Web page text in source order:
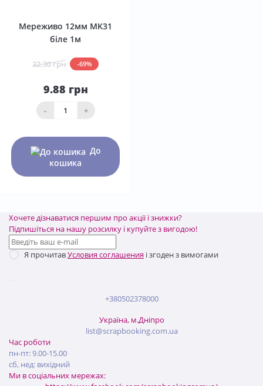
Мереживо 12мм MK31
біле 1м
32.30 грн -69%
9.88 грн
- +
До
кошика
Хочете дізнаватися першим про акції і знижки?
Підпишіться на нашу розсилку і купуйте з вигодою!
Я прочитавУсловия соглашения і згоден з вимогами
+380502378000
Україна, м.Дніпро
list@scrapbooking.com.ua
Час роботи
пн-пт: 9.00-15.00
сб, нед: вихідний
Ми в соціальних мережах: